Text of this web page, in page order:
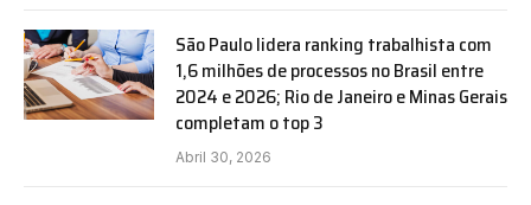
São Paulo lidera ranking trabalhista com
1,6 milhões de processos no Brasil entre
2024 e 2026; Rio de Janeiro e Minas Gerais
completam o top 3
Abril 30, 2026